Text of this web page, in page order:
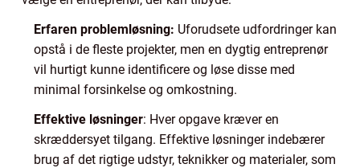
Erfaren problemløsning: Uforudsete udfordringer kan
opstå i de fleste projekter, men en dygtig entreprenør
vil hurtigt kunne identificere og løse disse med
minimal forsinkelse og omkostning.
Effektive løsninger: Hver opgave kræver en
skræddersyet tilgang. Effektive løsninger indebærer
brug af det rigtige udstyr, teknikker og materialer, som